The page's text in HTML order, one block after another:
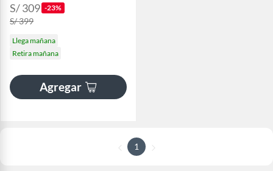
S/ 309 -23%
S/ 399
Llega mañana
Retira mañana
Agregar
1